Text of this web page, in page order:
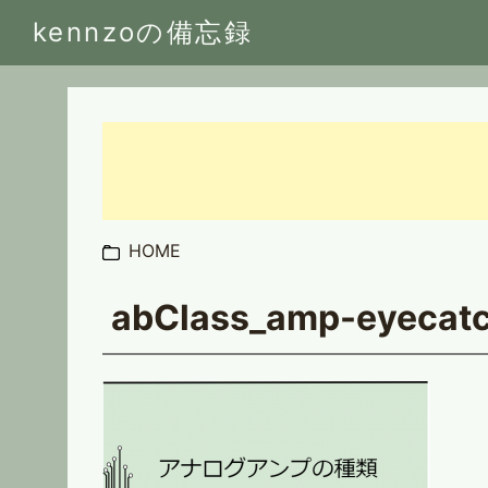
kennzoの備忘録
HOME
abClass_amp-